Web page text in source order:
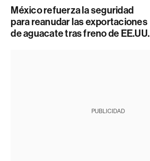
México refuerza la seguridad
para reanudar las exportaciones
de aguacate tras freno de EE.UU.
PUBLICIDAD